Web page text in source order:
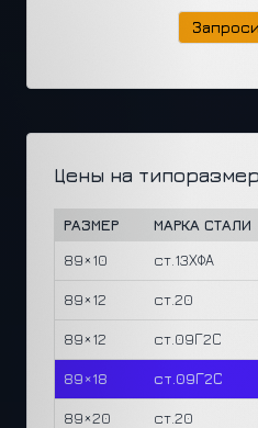
Цены на
РАЗМЕР МАРКА СТАЛИ
89×10
ст.13ХФА
89×12 ст.20
89×12 ст.09Г2С
89×18 ст.09Г2С
89×20 ст.20